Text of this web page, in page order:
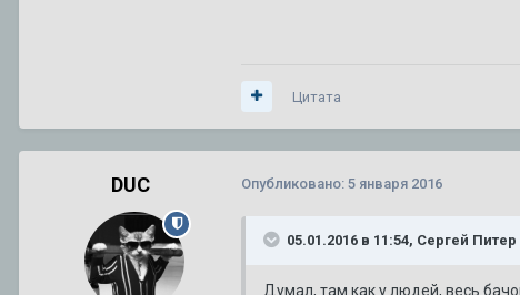
Цитата
DUC Опубликовано: 5 января 2016
05.01.2016 в 11:54, Сергей Питер
Думал, там как у людей, весь